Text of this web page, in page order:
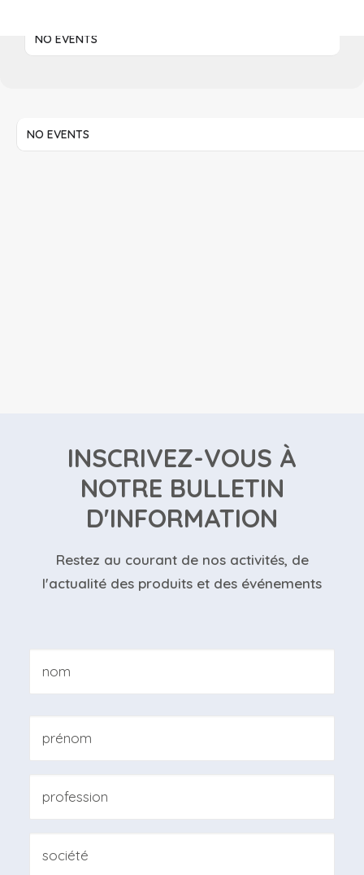
NO EVENTS
NO EVENTS
INSCRIVEZ-VOUS À
NOTRE BULLETIN
D'INFORMATION
Restez au courant de nos activités, de
l'actualité des produits et des événements